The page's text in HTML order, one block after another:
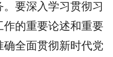
要深入学习贯彻习
的重要论述和重要
全面贯彻新时代党